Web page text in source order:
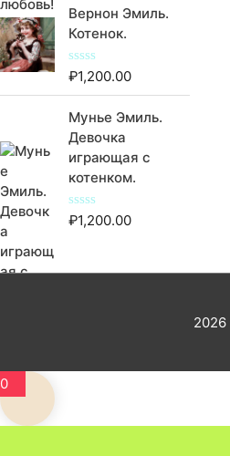
н
к
а
0
з
5
Вернон Эмиль.
Котенок.
О
н
к
а
0
и
з
5
₽1,200.00
Мунье Эмиль.
Девочка
играющая с
котенком.
О
к
₽1,200.00
2026
0